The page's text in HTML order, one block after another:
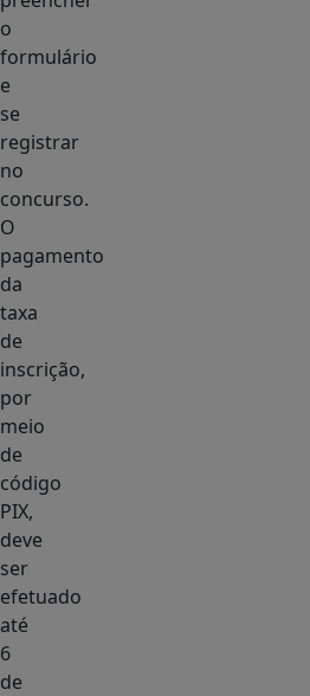
o
formulário
e
se
registrar
no
concurso.
O
pagamento
da
taxa
de
inscrição,
por
meio
de
código
PIX,
deve
ser
efetuado
até
6
de